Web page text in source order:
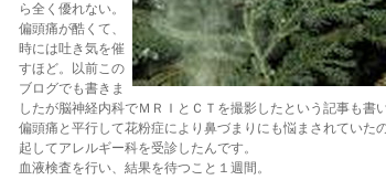
ら全く優れない。
偏頭痛が酷くて、
時には吐き気を催
すほど。以前この
ブログでも書きま
したが脳神経内科でＭＲＩとＣＴを撮影したという記事も書い
偏頭痛と平行して花粉症により鼻づまりにも悩まされていた
起してアレルギー科を受診したんです。
血液検査を行い、結果を待つこと１週間。